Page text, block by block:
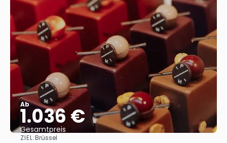
Ab
1.036 €
Gesamtpreis
ZIEL:Brüssel